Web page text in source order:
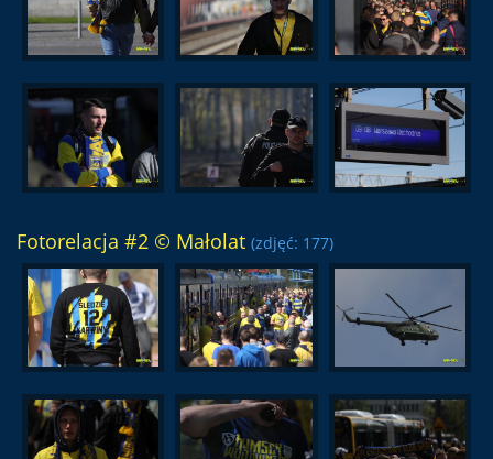
Fotorelacja #2 © Małolat (zdjęć: 177)